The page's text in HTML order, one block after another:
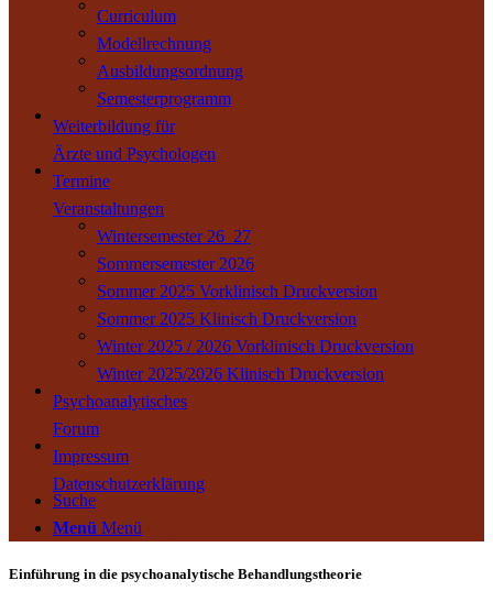
Curriculum
Modellrechnung
Ausbildungsordnung
Semesterprogramm
Weiterbildung für
Ärzte und Psychologen
Termine
Veranstaltungen
Wintersemester 26_27
Sommersemester 2026
Sommer 2025 Vorklinisch Druckversion
Sommer 2025 Klinisch Druckversion
Winter 2025 / 2026 Vorklinisch Druckversion
Winter 2025/2026 Klinisch Druckversion
Psychoanalytisches
Forum
Impressum
Datenschutzerklärung
Suche
Menü Menü
Einführung in die psychoanalytische Behandlungstheorie